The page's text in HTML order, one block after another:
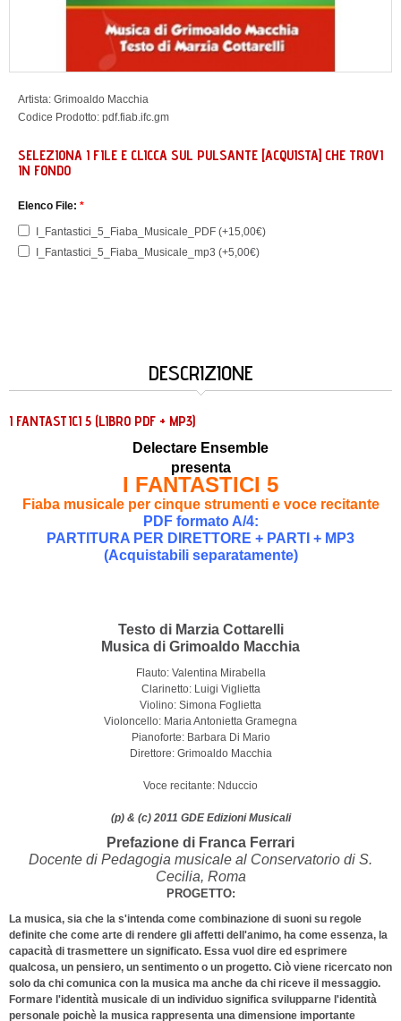
Artista: Grimoaldo Macchia
Codice Prodotto: pdf.fiab.ifc.gm
SELEZIONA I FILE E CLICCA SUL PULSANTE [ACQUISTA] CHE TROVI
IN FONDO
Elenco File: *
I_Fantastici_5_Fiaba_Musicale_PDF (+15,00€)
I_Fantastici_5_Fiaba_Musicale_mp3 (+5,00€)
DESCRIZIONE
I FANTASTICI 5 (LIBRO PDF + MP3)
Delectare Ensemble
presenta
I FANTASTICI 5
Fiaba musicale per cinque strumenti e voce recitante
PDF formato A/4:
PARTITURA PER DIRETTORE + PARTI + MP3
(Acquistabili separatamente)
Testo di Marzia Cottarelli
Musica di Grimoaldo Macchia
Flauto: Valentina Mirabella
Clarinetto: Luigi Viglietta
Violino: Simona Foglietta
Violoncello: Maria Antonietta Gramegna
Pianoforte: Barbara Di Mario
Direttore: Grimoaldo Macchia
Voce recitante: Nduccio
(p) & (c) 2011 GDE Edizioni Musicali
Prefazione di Franca Ferrari
Docente di Pedagogia musicale al Conservatorio di S.
Cecilia, Roma
PROGETTO:
La musica, sia che la s'intenda come combinazione di suoni su regole
definite che come arte di rendere gli affetti dell'animo, ha come essenza, la
capacità di trasmettere un significato. Essa vuol dire ed esprimere
qualcosa, un pensiero, un sentimento o un progetto. Ciò viene ricercato non
solo da chi comunica con la musica ma anche da chi riceve il messaggio.
Formare l'identità musicale di un individuo significa svilupparne l'identità
personale poichè la musica rappresenta una dimensione importante